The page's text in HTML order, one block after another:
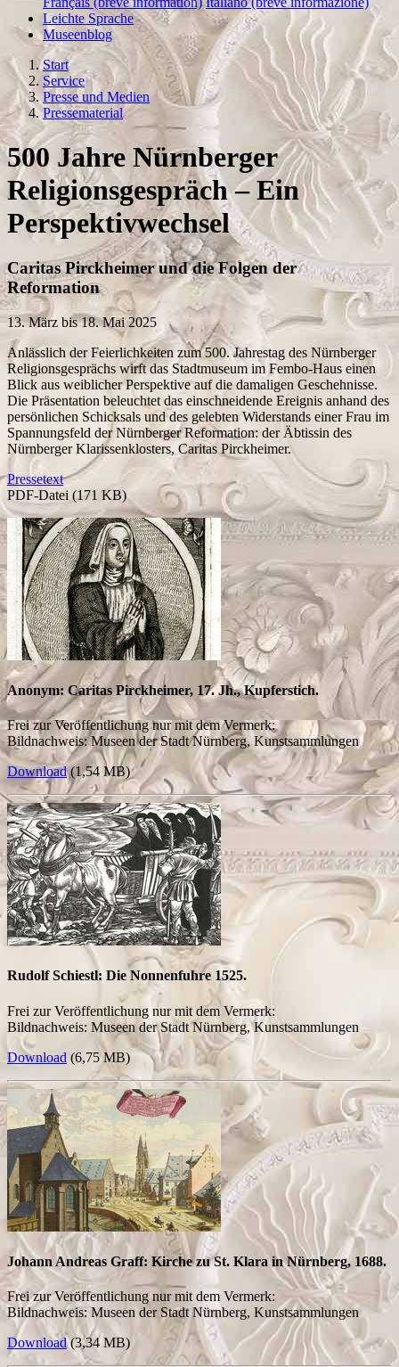
Leichte Sprache
Museenblog
Start
Service
Presse und Medien
Pressematerial
500 Jahre Nürnberger
Religionsgespräch – Ein
Perspektivwechsel
Caritas Pirckheimer und die Folgen der
Reformation
13. März bis 18. Mai 2025
Anlässlich der Feierlichkeiten zum 500. Jahrestag des Nürnberger
Religionsgesprächs wirft das Stadtmuseum im Fembo-Haus einen
Blick aus weiblicher Perspektive auf die damaligen Geschehnisse.
Die Präsentation beleuchtet das einschneidende Ereignis anhand des
persönlichen Schicksals und des gelebten Widerstands einer Frau im
Spannungsfeld der Nürnberger Reformation: der Äbtissin des
Nürnberger Klarissenklosters, Caritas Pirckheimer.
Pressetext
PDF-Datei (171 KB)
Anonym: Caritas Pirckheimer, 17. Jh., Kupferstich.
Frei zur Veröffentlichung nur mit dem Vermerk:
Bildnachweis: Museen der Stadt Nürnberg, Kunstsammlungen
Download(1,54 MB)
Rudolf Schiestl: Die Nonnenfuhre 1525.
Frei zur Veröffentlichung nur mit dem Vermerk:
Bildnachweis: Museen der Stadt Nürnberg, Kunstsammlungen
Download (6,75 MB)
Johann Andreas Graff: Kirche zu St. Klara in Nürnberg, 1688.
Frei zur Veröffentlichung nur mit dem Vermerk:
Bildnachweis: Museen der Stadt Nürnberg, Kunstsammlungen
Download(3,34 MB)